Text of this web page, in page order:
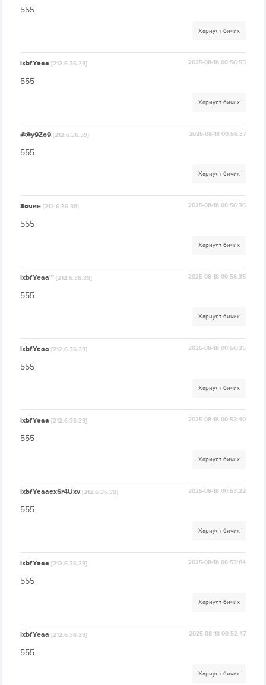
555
Хариулт бичих
lxbfYeaa[212.6.36.39] 2025-08-18 00:56:55
555
Хариулт бичих
@@y9Zo9[212.6.36.39] 2025-08-18 00:56:37
555
Хариулт бичих
Зочин[212.6.36.39] 2025-08-18 00:56:36
555
Хариулт бичих
lxbfYeaa'"[212.6.36.39] 2025-08-18 00:56:35
555
Хариулт бичих
lxbfYeaa[212.6.36.39] 2025-08-18 00:56:35
555
Хариулт бичих
lxbfYeaa[212.6.36.39] 2025-08-18 00:53:40
555
Хариулт бичих
lxbfYeaaexSr4Uxv[212.6.36.39] 2025-08-18 00:53:22
555
Хариулт бичих
lxbfYeaa[212.6.36.39] 2025-08-18 00:53:04
555
Хариулт бичих
lxbfYeaa[212.6.36.39] 2025-08-18 00:52:47
555
Хариулт бичих